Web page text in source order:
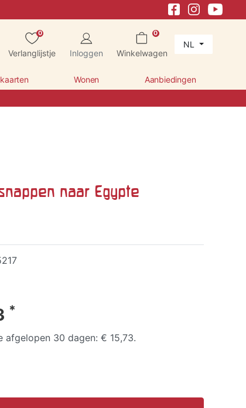
0
Verlanglijstje Inloggen
0
Winkelwagen
NL
Wonen Aanbiedingen
naar Egypte
*
afgelopen 30 dagen: € 15,73.